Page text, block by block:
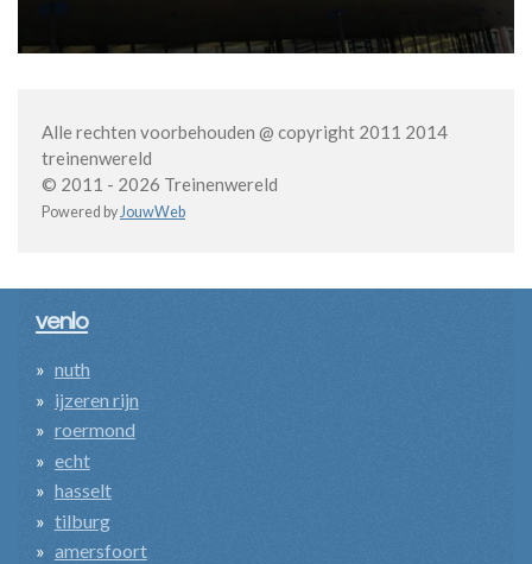
Alle rechten voorbehouden @ copyright 2011 2014
treinenwereld
© 2011 - 2026 Treinenwereld
Powered by JouwWeb
venlo
nuth
ijzeren rijn
roermond
echt
hasselt
tilburg
amersfoort